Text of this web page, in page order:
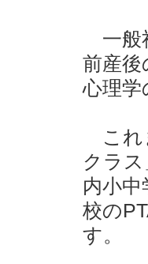
一般
前産後
心理学
これ
クラ
内小中
校の
す。